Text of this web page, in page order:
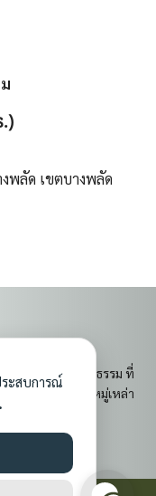
พลัด เขตบางพลัด
ละเผยแผ่พระพุทธธรรม ที่
มแก่ประชาชนทุกหมู่เหล่า
พุทธศาสนา
ะสบการณ์